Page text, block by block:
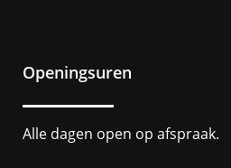
Openingsuren
Alle dagen open op afspraak.